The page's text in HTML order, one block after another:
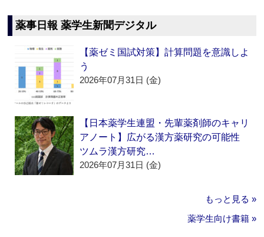
薬事日報 薬学生新聞デジタル
【薬ゼミ国試対策】計算問題を意識しよ
う
2026年07月31日 (金)
【日本薬学生連盟・先輩薬剤師のキャリ
アノート】広がる漢方薬研究の可能性
ツムラ漢方研究…
2026年07月31日 (金)
もっと見る »
薬学生向け書籍 »